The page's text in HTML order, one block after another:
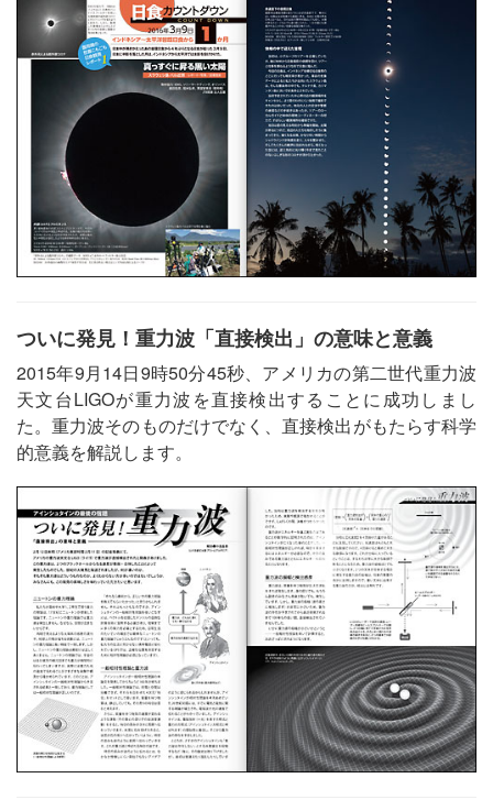
ついに発見！重力波「直接検出」の意味と意義
2015年9月14日9時50分45秒、アメリカの第二世代重力波
天文台LIGOが重力波を直接検出することに成功しまし
た。重力波そのものだけでなく、直接検出がもたらす科学
的意義を解説します。